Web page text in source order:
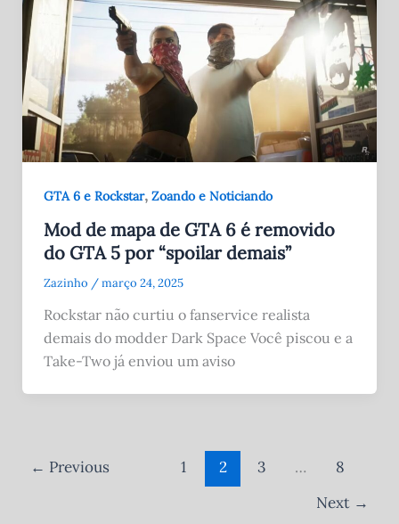
GTA 6 e Rockstar, Zoando e Noticiando
Mod de mapa de GTA 6 é removido
do GTA 5 por “spoilar demais”
Zazinho /março 24, 2025
Rockstar não curtiu o fanservice realista
demais do modder Dark Space Você piscou e a
Take-Two já enviou um aviso
← Previous 1 2 3 …
8
Next →